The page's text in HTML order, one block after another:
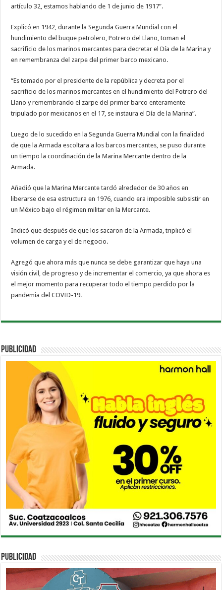
artículo 32, estamos hablando de 1 de junio de 1917”.
Explicó en 1942, durante la Segunda Guerra Mundial con el
hundimiento del buque petrolero, Potrero del Llano, toman el
sacrificio de los marinos mercantes para decretar el Día de la Marina y
en remembranza del zarpe del primer barco mexicano.
“Es tomado por el presidente de la república y decreta por el
sacrificio de los marinos mercantes en el hundimiento del Potrero del
Llano y remembrando el zarpe del primer barco enteramente
tripulado por mexicanos en el 17, se instaura el Día de la Marina”.
Luego de lo sucedido en la Segunda Guerra Mundial con la finalidad
de que la Armada escoltara a los barcos mercantes, se puso durante
un tiempo la coordinación de la Marina Mercante dentro de la
Armada.
Añadió que la Marina Mercante tardó alrededor de 30 años en
liberarse de esa estructura en 1976, cuando era imposible subsistir en
un México bajo el régimen militar en la Mercante.
Indicó que después de que los sacaron de la Armada, triplicó el
volumen de carga y el de negocio.
Agregó que ahora más que nunca se debe garantizar que haya una
visión civil, de progreso y de incrementar el comercio, ya que ahora es
el mejor momento para recuperar todo el tiempo perdido por la
pandemia del COVID-19.
PUBLICIDAD
PUBLICIDAD